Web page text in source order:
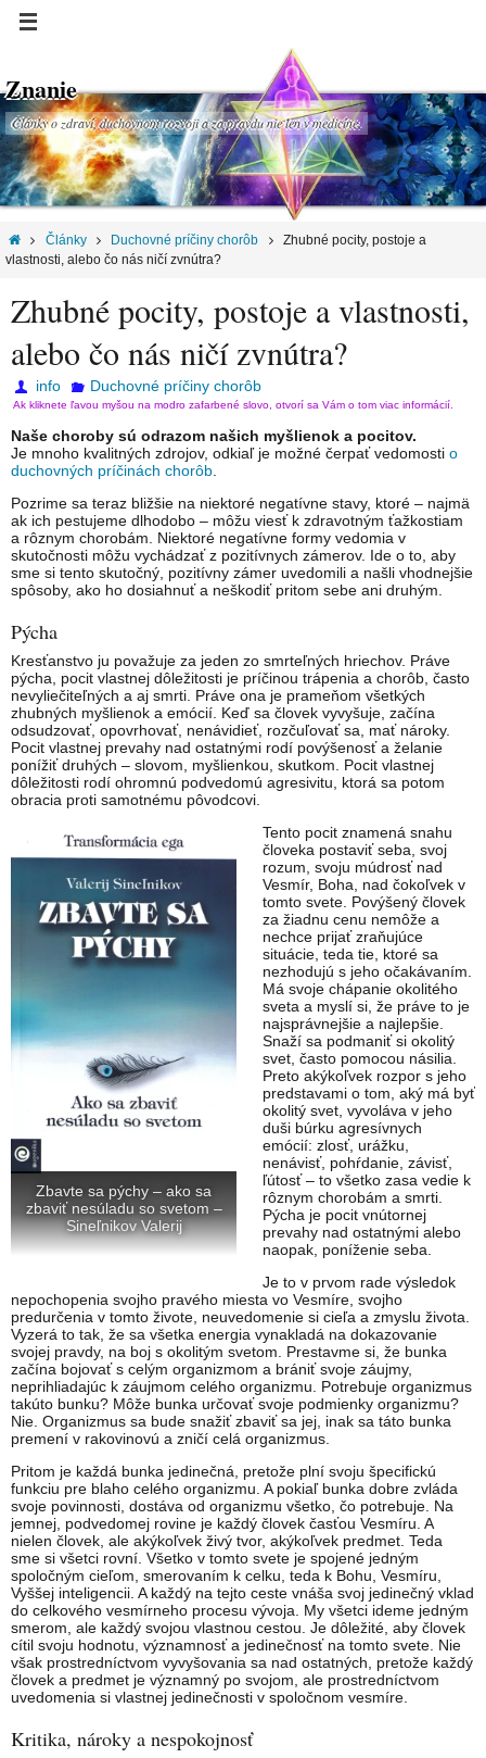
Znanie
Články o zdraví, duchovnom rozvoji a za pravdu nie len v medicíne.
Články Duchovné príčiny chorôb
Zhubné pocity, postoje a
vlastnosti, alebo čo nás ničí zvnútra?
Zhubné pocity, postoje a vlastnosti,
alebo čo nás ničí zvnútra?
info Duchovné príčiny chorôb
Ak kliknete ľavou myšou na modro zafarbené slovo, otvorí sa Vám o tom viac informácií.
Naše choroby sú odrazom našich myšlienok a pocitov.
Je mnoho kvalitných zdrojov, odkiaľ je možné čerpať vedomosti o
duchovných príčinách chorôb
Pozrime sa teraz bližšie na niektoré negatívne stavy, ktoré – najmä
ak ich pestujeme dlhodobo – môžu viesť k zdravotným ťažkostiam
a rôznym chorobám. Niektoré negatívne formy vedomia v
skutočnosti môžu vychádzať z pozitívnych zámerov. Ide o to, aby
sme si tento skutočný, pozitívny zámer uvedomili a našli vhodnejšie
spôsoby, ako ho dosiahnuť a neškodiť pritom sebe ani druhým.
Pýcha
Kresťanstvo ju považuje za jeden zo smrteľných hriechov. Práve
pýcha, pocit vlastnej dôležitosti je príčinou trápenia a chorôb, často
nevyliečiteľných a aj smrti. Práve ona je prameňom všetkých
zhubných myšlienok a emócií. Keď sa človek vyvyšuje, začína
odsudzovať, opovrhovať, nenávidieť, rozčuľovať sa, mať nároky.
Pocit vlastnej prevahy nad ostatnými rodí povýšenosť a želanie
ponížiť druhých – slovom, myšlienkou, skutkom. Pocit vlastnej
dôležitosti rodí ohromnú podvedomú agresivitu, ktorá sa potom
obracia proti samotnému pôvodcovi.
Zbavte sa pýchy – ako sa
zbaviť nesúladu so svetom –
Sineľnikov Valerij
Tento pocit znamená snahu
človeka postaviť seba, svoj
rozum, svoju múdrosť nad
Vesmír, Boha, nad čokoľvek v
tomto svete. Povýšený človek
za žiadnu cenu nemôže a
nechce prijať zraňujúce
situácie, teda tie, ktoré sa
nezhodujú s jeho očakávaním.
Má svoje chápanie okolitého
sveta a myslí si, že práve to je
najsprávnejšie a najlepšie.
Snaží sa podmaniť si okolitý
svet, často pomocou násilia.
Preto akýkoľvek rozpor s jeho
predstavami o tom, aký má byť
okolitý svet, vyvoláva v jeho
duši búrku agresívnych
emócií: zlosť, urážku,
nenávisť, pohŕdanie, závisť,
ľútosť – to všetko zasa vedie k
rôznym chorobám a smrti.
Pýcha je pocit vnútornej
prevahy nad ostatnými alebo
naopak, poníženie seba.
Je to v prvom rade výsledok
nepochopenia svojho pravého miesta vo Vesmíre, svojho
predurčenia v tomto živote, neuvedomenie si cieľa a zmyslu života.
Vyzerá to tak, že sa všetka energia vynakladá na dokazovanie
svojej pravdy, na boj s okolitým svetom. Prestavme si, že bunka
začína bojovať s celým organizmom a brániť svoje záujmy,
neprihliadajúc k záujmom celého organizmu. Potrebuje organizmus
takúto bunku? Môže bunka určovať svoje podmienky organizmu?
Nie. Organizmus sa bude snažiť zbaviť sa jej, inak sa táto bunka
premení v rakovinovú a zničí celá organizmus.
Pritom je každá bunka jedinečná, pretože plní svoju špecifickú
funkciu pre blaho celého organizmu. A pokiaľ bunka dobre zvláda
svoje povinnosti, dostáva od organizmu všetko, čo potrebuje. Na
jemnej, podvedomej rovine je každý človek časťou Vesmíru. A
nielen človek, ale akýkoľvek živý tvor, akýkoľvek predmet. Teda
sme si všetci rovní. Všetko v tomto svete je spojené jedným
spoločným cieľom, smerovaním k celku, teda k Bohu, Vesmíru,
Vyššej inteligencii. A každý na tejto ceste vnáša svoj jedinečný vklad
do celkového vesmírneho procesu vývoja. My všetci ideme jedným
smerom, ale každý svojou vlastnou cestou. Je dôležité, aby človek
cítil svoju hodnotu, významnosť a jedinečnosť na tomto svete. Nie
však prostredníctvom vyvyšovania sa nad ostatných, pretože každý
človek a predmet je významný po svojom, ale prostredníctvom
uvedomenia si vlastnej jedinečnosti v spoločnom vesmíre.
Kritika, nároky a nespokojnosť